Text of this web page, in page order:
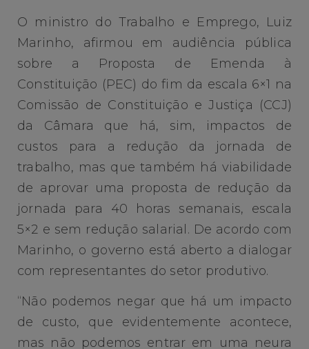
O ministro do Trabalho e Emprego, Luiz
Marinho, afirmou em audiência pública
sobre a Proposta de Emenda à
Constituição (PEC) do fim da escala 6×1 na
Comissão de Constituição e Justiça (CCJ)
da Câmara que há, sim, impactos de
custos para a redução da jornada de
trabalho, mas que também há viabilidade
de aprovar uma proposta de redução da
jornada para 40 horas semanais, escala
5×2 e sem redução salarial. De acordo com
Marinho, o governo está aberto a dialogar
com representantes do setor produtivo.
“Não podemos negar que há um impacto
de custo, que evidentemente acontece,
mas não podemos entrar em uma neura